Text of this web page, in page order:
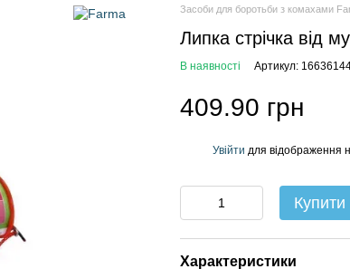
Засоби для боротьби з комахами
Липка стрічка від
В наявності Артикул:
409.90 грн
Увійти для відображення
Купити
Характеристики